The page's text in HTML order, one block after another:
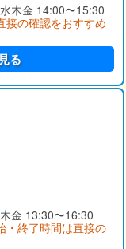
木金 14:00〜15:30
接の確認をおすすめ
る
金 13:30〜16:30
・終了時間は直接の